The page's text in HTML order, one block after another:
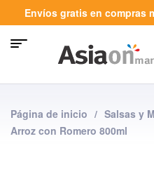
Envíos gratis en compras
Página de inicio / Salsas y
Arroz con Romero 800ml